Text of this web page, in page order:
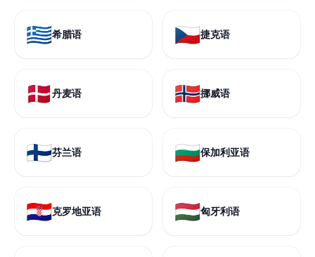
🇬🇷希腊语 🇨🇿捷克语
🇩🇰丹麦语 🇳🇴挪威语
🇫🇮芬兰语 🇧🇬保加利亚语
🇭🇷克罗地亚语 🇭🇺匈牙利语